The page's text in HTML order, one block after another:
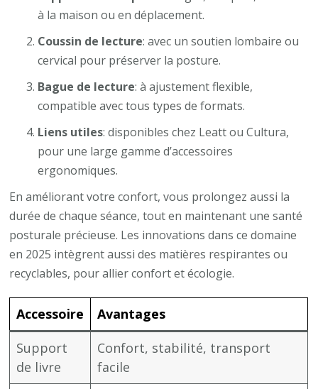
à la maison ou en déplacement.
Coussin de lecture: avec un soutien lombaire ou
cervical pour préserver la posture.
Bague de lecture: à ajustement flexible,
compatible avec tous types de formats.
Liens utiles: disponibles chez Leatt ou Cultura,
pour une large gamme d’accessoires
ergonomiques.
En améliorant votre confort, vous prolongez aussi la
durée de chaque séance, tout en maintenant une santé
posturale précieuse. Les innovations dans ce domaine
en 2025 intègrent aussi des matières respirantes ou
recyclables, pour allier confort et écologie.
Accessoire
Avantages
Support
de livre
Confort, stabilité, transport
facile